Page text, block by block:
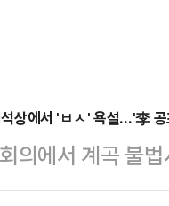
상에서 'ㅂㅅ' 욕설…'李
의에서 계곡 불
하는 것이 아니